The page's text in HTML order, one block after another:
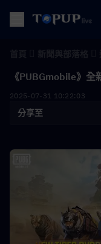
《PUBGmobile》全
2025-07-31 10:22:03
分享至